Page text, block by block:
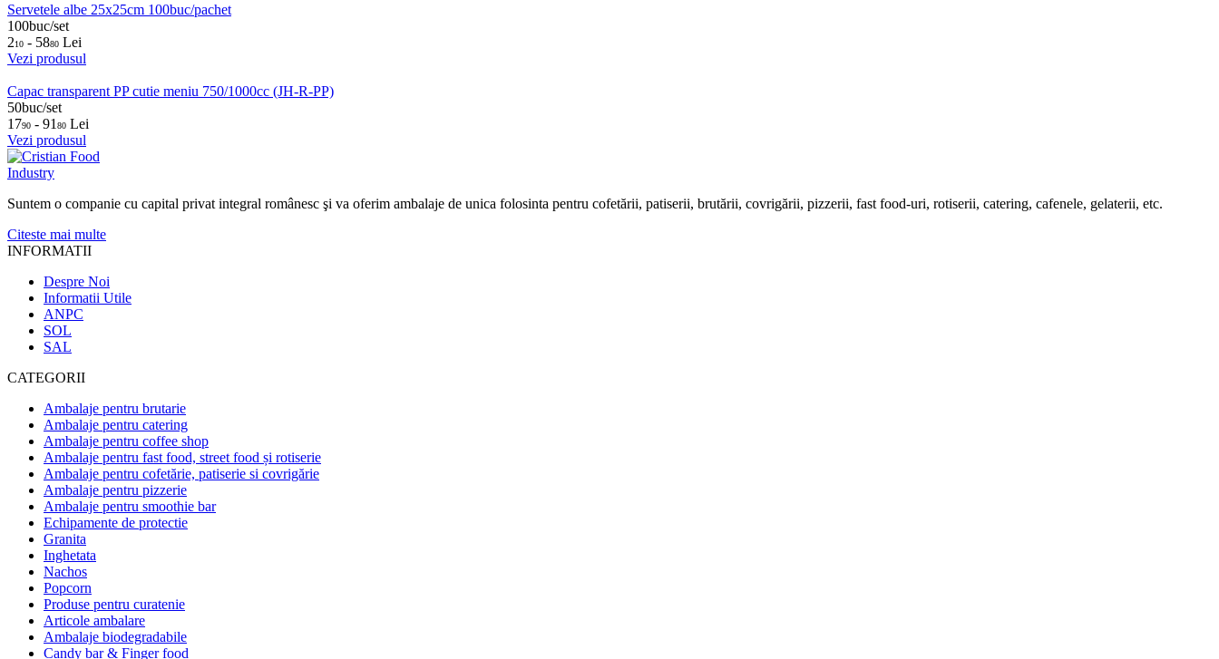
Servetele albe 25x25cm 100buc/pachet
100buc/set
210 - 5880 Lei
Vezi produsul
Capac transparent PP cutie meniu 750/1000cc (JH-R-PP)
50buc/set
1790 - 91 80 Lei
Vezi produsul
Suntem o companie cu capital privat integral românesc şi va oferim ambalaje de unica folosinta pentru cofetării, patiserii, brutării, covrigării, pizzerii, fast food-uri, rotiserii, catering, cafenele, gelaterii, etc.
Citeste mai multe
INFORMATII
Despre Noi
Informatii Utile
ANPC
SOL
SAL
CATEGORII
Ambalaje pentru brutarie
Ambalaje pentru catering
Ambalaje pentru coffee shop
Ambalaje pentru fast food, street food și rotiserie
Ambalaje pentru cofetărie, patiserie si covrigărie
Ambalaje pentru pizzerie
Ambalaje pentru smoothie bar
Echipamente de protectie
Granita
Inghetata
Nachos
Popcorn
Produse pentru curatenie
Articole ambalare
Ambalaje biodegradabile
Candy bar & Finger food